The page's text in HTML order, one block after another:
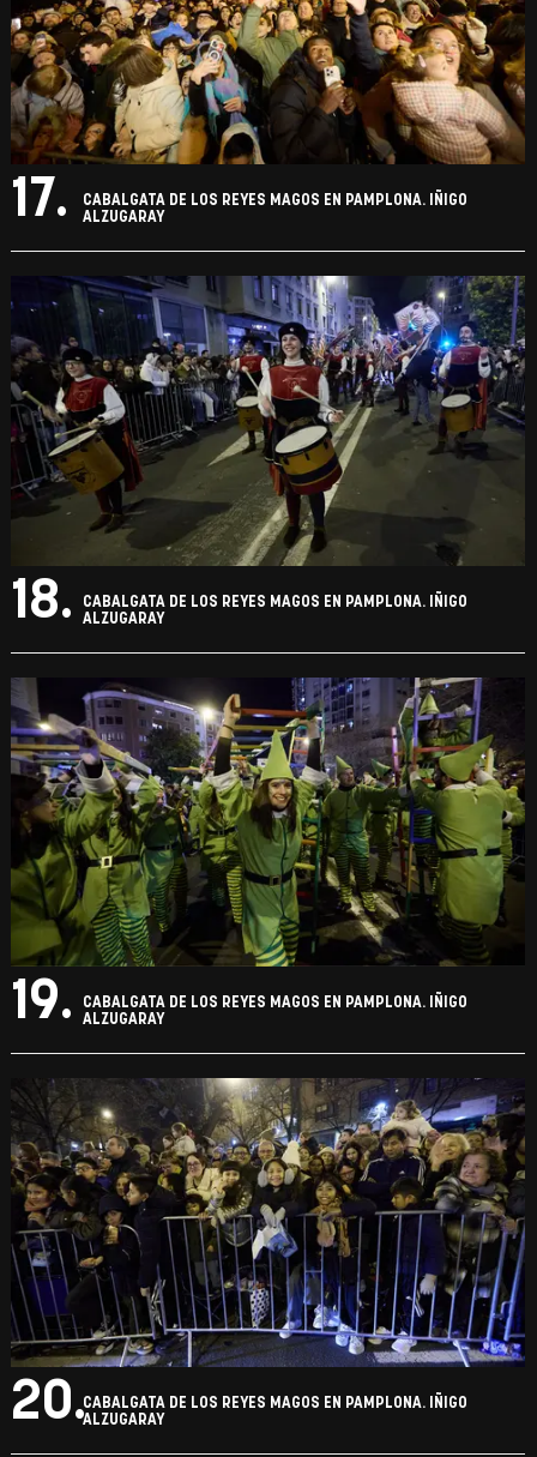
17.
CABALGATA DE LOS REYES MAGOS EN PAMPLONA. IÑIGO
ALZUGARAY
18.
CABALGATA DE LOS REYES MAGOS EN PAMPLONA. IÑIGO
ALZUGARAY
19.
CABALGATA DE LOS REYES MAGOS EN PAMPLONA. IÑIGO
ALZUGARAY
20.CABALGATA DE LOS REYES MAGOS EN PAMPLONA. IÑIGO
ALZUGARAY